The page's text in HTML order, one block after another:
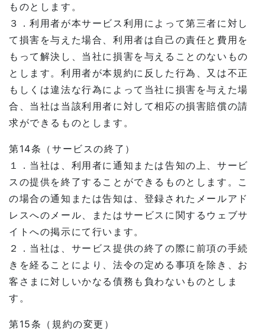
ものとします。
３．利用者が本サービス利用によって第三者に対し
て損害を与えた場合、利用者は自己の責任と費用を
もって解決し、当社に損害を与えることのないもの
とします。利用者が本規約に反した行為、又は不正
もしくは違法な行為によって当社に損害を与えた場
合、当社は当該利用者に対して相応の損害賠償の請
求ができるものとします。
第14条（サービスの終了）
１．当社は、利用者に通知または告知の上、サービ
スの提供を終了することができるものとします。こ
の場合の通知または告知は、登録されたメールアド
レスへのメール、またはサービスに関するウェブサ
イトへの掲示にて行います。
２．当社は、サービス提供の終了の際に前項の手続
きを経ることにより、法令の定める事項を除き、お
客さまに対しいかなる債務も負わないものとしま
す。
第15条（規約の変更）